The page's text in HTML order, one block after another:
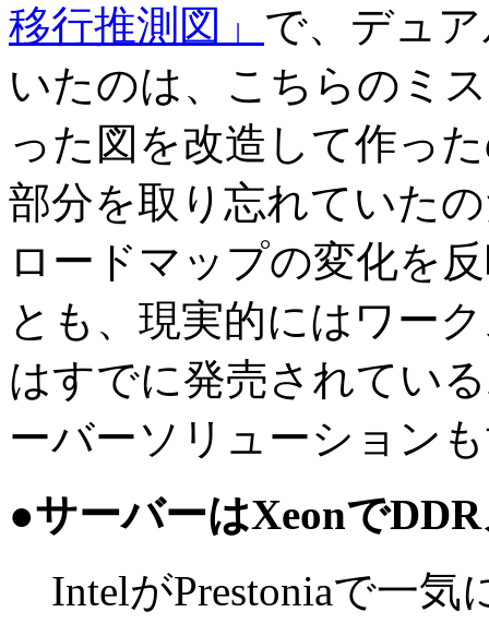
移行推測図」 で、デュ
いたのは、こちらのミ
った図を改造して作っ
部分を取り忘れていた
ロードマップの変化を
とも、現実的にはワー
はすでに発売されてい
ーバーソリューション
●サーバーはXeonで
IntelがPrestoniaで一気